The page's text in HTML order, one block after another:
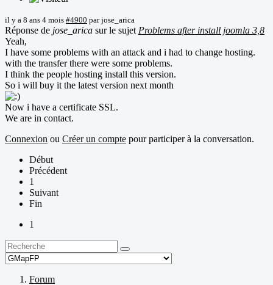
il y a 8 ans 4 mois #4900 parjose_arica
Réponse de jose_arica sur le sujet Problems after install joomla 3,8
Yeah,
I have some problems with an attack and i had to change hosting.
with the transfer there were some problems.
I think the people hosting install this version.
So i will buy it the latest version next month
Now i have a certificate SSL.
We are in contact.
Connexion ou Créer un compte pour participer à la conversation.
Début
Précédent
1
Suivant
Fin
1
Forum